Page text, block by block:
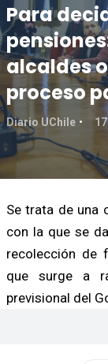
Para
alcaldes
proceso
Diario UChile
Se trata de una
con la que se
recolección de
que surge a
previsional del